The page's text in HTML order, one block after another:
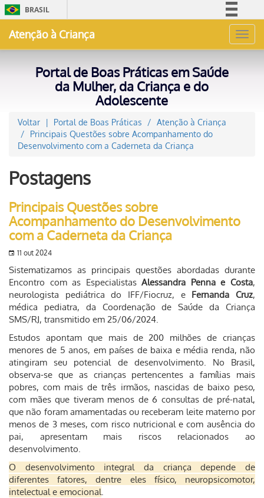
BRASIL
Acesso à informação
Canais
Atenção à Criança
Portal de Boas Práticas em Saúde
da Mulher, da Criança e do
Adolescente
Voltar Portal de Boas Práticas
Atenção à Criança
Principais Questões sobre Acompanhamento do
Desenvolvimento com a Caderneta da Criança
Postagens
Principais Questões sobre
Acompanhamento do Desenvolvimento
com a Caderneta da Criança
11 out 2024
Sistematizamos as principais questões abordadas durante
Encontro com as EspecialistasAlessandra Penna e Costa,
neurologista pediátrica do IFF/Fiocruz, e Fernanda Cruz,
médica pediatra, da Coordenação de Saúde da Criança
SMS/RJ, transmitido em 25/06/2024.
Estudos apontam que mais de 200 milhões de crianças
menores de 5 anos, em países de baixa e média renda, não
atingiram seu potencial de desenvolvimento. No Brasil,
observa-se que as crianças pertencentes a famílias mais
pobres, com mais de três irmãos, nascidas de baixo peso,
com mães que tiveram menos de 6 consultas de pré-natal,
que não foram amamentadas ou receberam leite materno por
menos de 3 meses, com risco nutricional e com ausência do
pai, apresentam mais riscos relacionados ao
desenvolvimento.
O desenvolvimento integral da criança depende de
diferentes fatores, dentre eles físico, neuropsicomotor,
intelectual e emocional.